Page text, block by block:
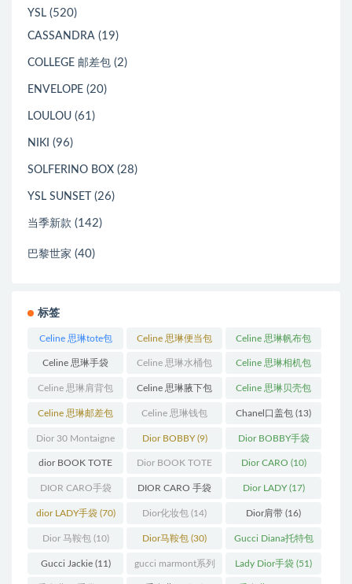
YSL (520)
CASSANDRA (19)
COLLEGE 邮差包 (2)
ENVELOPE (20)
LOULOU (61)
NIKI (96)
SOLFERINO BOX (28)
YSL SUNSET (26)
当季新款 (142)
巴黎世家 (40)
标签
Celine 思琳tote包
(23)
Celine 思琳便当包
(14)
Celine 思琳帆布包
(18)
Celine 思琳手袋
(250)
Celine 思琳水桶包
(55)
Celine 思琳相机包
(11)
Celine 思琳肩背包
(12)
Celine 思琳腋下包
(10)
Celine 思琳贝壳包
(12)
Celine 思琳邮差包
(13)
Celine 思琳钱包
(10)
Chanel口盖包 (13)
Dior 30 Montaigne
蒙田(31)
Dior BOBBY(9) Dior BOBBY手袋
(26)
dior BOOK TOTE
(12)
Dior BOOK TOTE
手袋(163)
Dior CARO (10)
DIOR CARO手袋
(11)
DIOR CARO 手袋
(31)
Dior LADY(17)
dior LADY手袋(70) Dior化妆包 (14) Dior肩带 (16)
Dior 马鞍包(10) Dior马鞍包 (30) Gucci Diana托特包
(11)
Gucci Jackie(11) gucci marmont系列 Lady Dior手袋 (51)